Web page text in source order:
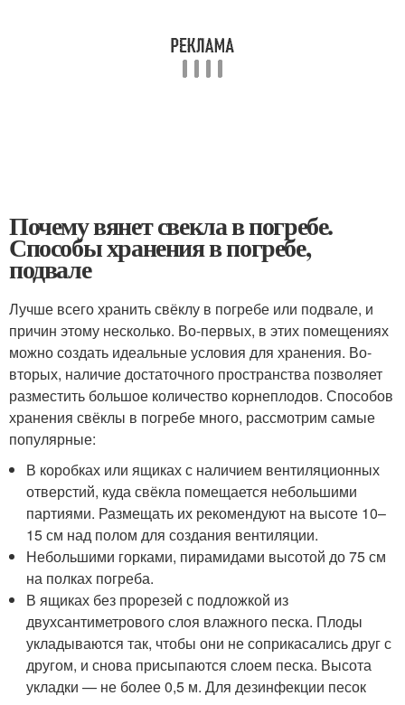
Почему вянет свекла в погребе.
Способы хранения в погребе,
подвале
Лучше всего хранить свёклу в погребе или подвале, и
причин этому несколько. Во-первых, в этих помещениях
можно создать идеальные условия для хранения. Во-
вторых, наличие достаточного пространства позволяет
разместить большое количество корнеплодов. Способов
хранения свёклы в погребе много, рассмотрим самые
популярные:
В коробках или ящиках с наличием вентиляционных
отверстий, куда свёкла помещается небольшими
партиями. Размещать их рекомендуют на высоте 10–
15 см над полом для создания вентиляции.
Небольшими горками, пирамидами высотой до 75 см
на полках погреба.
В ящиках без прорезей с подложкой из
двухсантиметрового слоя влажного песка. Плоды
укладываются так, чтобы они не соприкасались друг с
другом, и снова присыпаются слоем песка. Высота
укладки — не более 0,5 м. Для дезинфекции песок